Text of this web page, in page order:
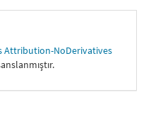
Attribution-NoDerivatives